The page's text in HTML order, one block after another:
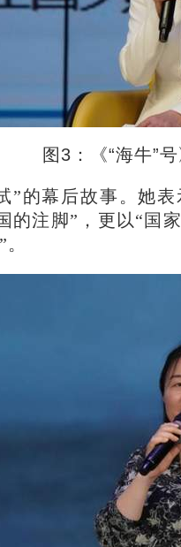
图3：《“海牛”
”的幕后故事。她
注脚”，更以“国